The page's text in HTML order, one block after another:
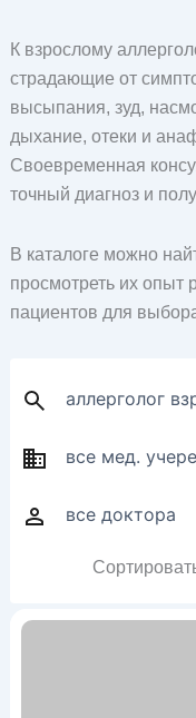
К взрослому
страдающие от
высыпания, зуд,
дыхание, отеки и
Своевременная
точный диагноз и
В каталоге можно
просмотреть их
пациентов для